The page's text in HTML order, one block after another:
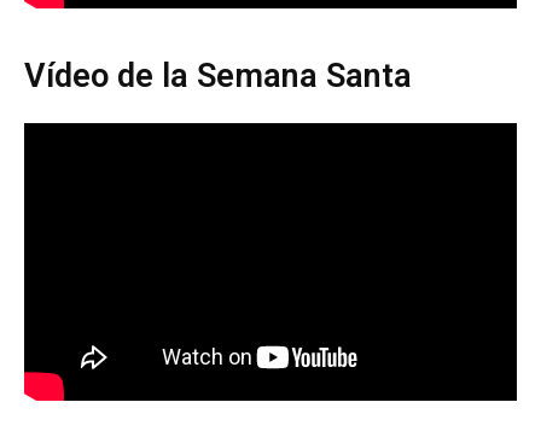
Vídeo de la Semana Santa